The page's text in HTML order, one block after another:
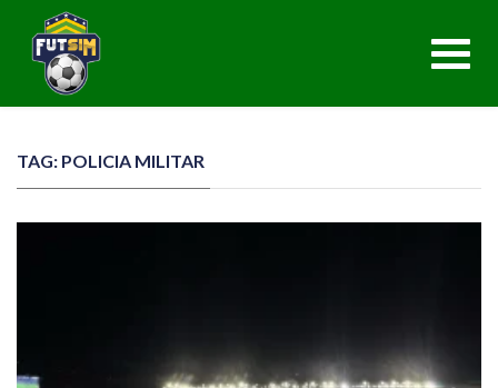
TAG: POLICIA MILITAR